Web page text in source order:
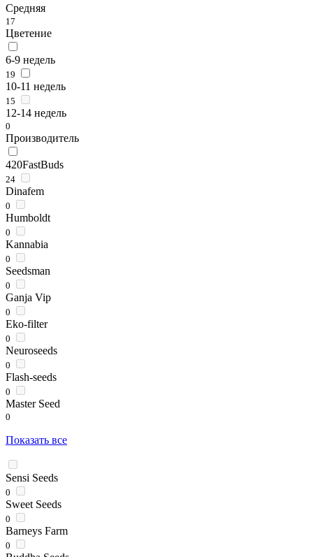
Средняя
17
Цветение
6-9 недель
19
10-11 недель
15
12-14 недель
0
Производитель
420FastBuds
24
Dinafem
0
Humboldt
0
Kannabia
0
Seedsman
0
Ganja Vip
0
Eko-filter
0
Neuroseeds
0
Flash-seeds
0
Master Seed
0
Показать все
Sensi Seeds
0
Sweet Seeds
0
Barneys Farm
0